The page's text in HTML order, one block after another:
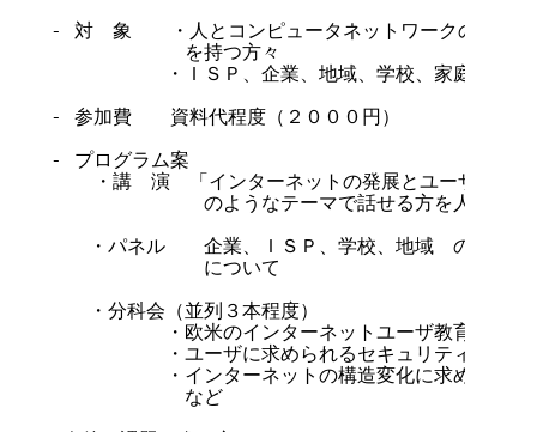
- 対　象　　・人とコンピュータネットワークの関わ
を持つ方々
・ＩＳＰ、企業、地域、学校、家庭等で利用
- 参加費　　資料代程度（２０００円）
- プログラム案
　・講　演　「インターネットの発展とユーザ層の
のようなテーマで話せる方を人選
・パネル　　企業、ＩＳＰ、学校、地域　の代表者
について
・分科会（並列３本程度）
・欧米のインターネットユーザ教育の実例
・ユーザに求められるセキュリティ意識
・インターネットの構造変化に求められる
など